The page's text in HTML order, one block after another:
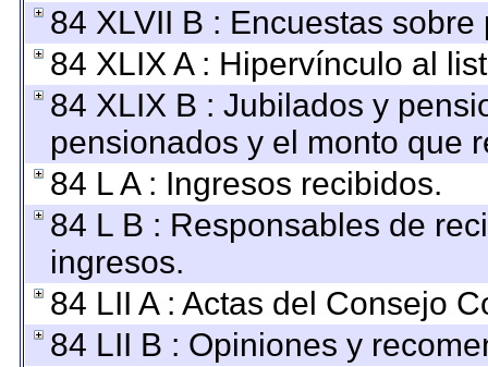
84 XLVII B : Encuestas sobre
84 XLIX A : Hipervínculo al
84 XLIX B : Jubilados y
pensionados y el monto que
84 L A : Ingresos recibidos.
84 L B : Responsables de
ingresos.
84 LII A : Actas del Consejo
84 LII B : Opiniones y